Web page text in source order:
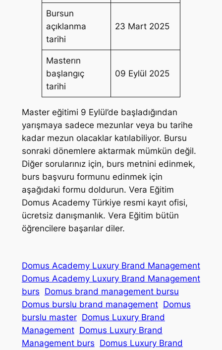
Bursun
açıklanma
tarihi
23 Mart 2025
Masterın
başlangıç
tarihi
09 Eylül 2025
Master eğitimi 9 Eylül’de başladığından
yarışmaya sadece mezunlar veya bu tarihe
kadar mezun olacaklar katılabiliyor. Bursu
sonraki dönemlere aktarmak mümkün değil.
Diğer sorularınız için, burs metnini edinmek,
burs başvuru formunu edinmek için
aşağıdaki formu doldurun. Vera Eğitim
Domus Academy Türkiye resmi kayıt ofisi,
ücretsiz danışmanlık. Vera Eğitim bütün
öğrencilere başarılar diler.
Domus Academy Luxury Brand Management
Domus Academy Luxury Brand Management
burs Domus brand management bursu
Domus burslu brand management Domus
burslu master Domus Luxury Brand
Management Domus Luxury Brand
Management burs Domus Luxury Brand